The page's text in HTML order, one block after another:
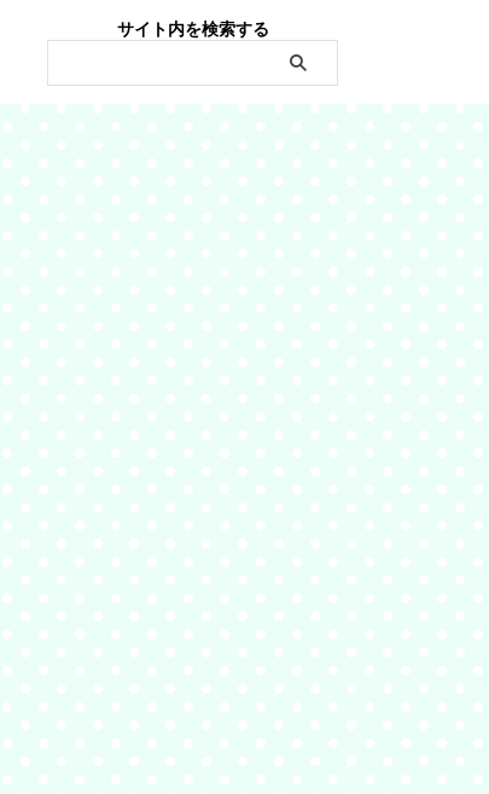
サイト内を検索する